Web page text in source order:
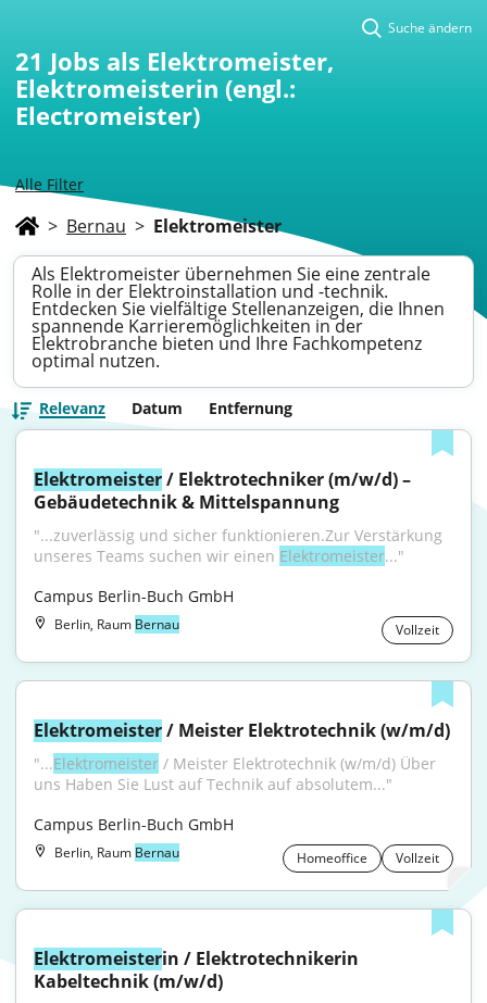
Alle Filter
Suche ändern
21 Jobs als Elektromeister,
Elektromeisterin (engl.:
Electromeister)
> Bernau > Elektromeister
Als Elektromeister übernehmen Sie eine zentrale
Rolle in der Elektroinstallation und -technik.
Entdecken Sie vielfältige Stellenanzeigen, die Ihnen
spannende Karrieremöglichkeiten in der
Elektrobranche bieten und Ihre Fachkompetenz
optimal nutzen.
Relevanz Datum Entfernung
Elektromeister / Elektrotechniker (m/w/d) –
Gebäudetechnik & Mittelspannung
"...zuverlässig und sicher funktionieren.Zur Verstärkung
unseres Teams suchen wir einen Elektromeister..."
Campus Berlin-Buch GmbH
Berlin, Raum Bernau Vollzeit
Elektromeister / Meister Elektrotechnik (w/m/d)
"...Elektromeister / Meister Elektrotechnik (w/m/d) Über
uns Haben Sie Lust auf Technik auf absolutem..."
Campus Berlin-Buch GmbH
Berlin, Raum Bernau Homeoffice Vollzeit
Elektromeisterin / Elektrotechnikerin
Kabeltechnik (m/w/d)